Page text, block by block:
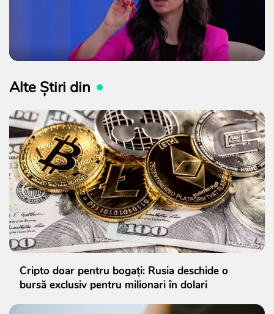
Alte Știri din
Cripto doar pentru bogați: Rusia deschide o
bursă exclusiv pentru milionari în dolari